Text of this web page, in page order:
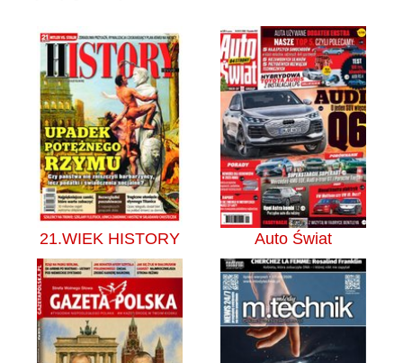
21.WIEK HISTORY Auto Świat